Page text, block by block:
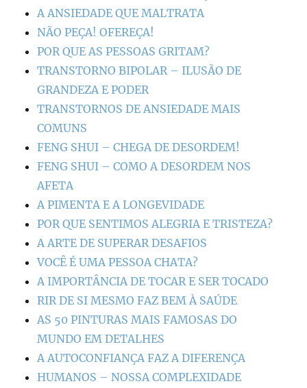
A ANSIEDADE QUE MALTRATA
NÃO PEÇA! OFEREÇA!
POR QUE AS PESSOAS GRITAM?
TRANSTORNO BIPOLAR – ILUSÃO DE
GRANDEZA E PODER
TRANSTORNOS DE ANSIEDADE MAIS
COMUNS
FENG SHUI – CHEGA DE DESORDEM!
FENG SHUI – COMO A DESORDEM NOS
AFETA
A PIMENTA E A LONGEVIDADE
POR QUE SENTIMOS ALEGRIA E TRISTEZA?
A ARTE DE SUPERAR DESAFIOS
VOCÊ É UMA PESSOA CHATA?
A IMPORTÂNCIA DE TOCAR E SER TOCADO
RIR DE SI MESMO FAZ BEM À SAÚDE
AS 50 PINTURAS MAIS FAMOSAS DO
MUNDO EM DETALHES
A AUTOCONFIANÇA FAZ A DIFERENÇA
HUMANOS – NOSSA COMPLEXIDADE